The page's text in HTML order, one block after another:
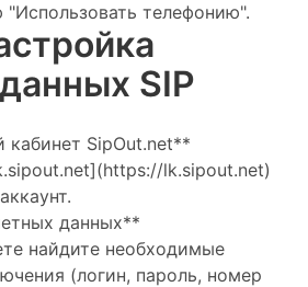
телефонию".
SIP
кабинет SipOut.net**
lk.sipout.net)
данных**
найдите необходимые
(логин, пароль, номер